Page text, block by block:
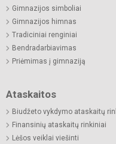
Gimnazijos simboliai
Gimnazijos himnas
Tradiciniai renginiai
Bendradarbiavimas
Priėmimas į gimnaziją
Ataskaitos
Biudžeto vykdymo ataskaitų
Finansinių ataskaitų rinkiniai
Lėšos veiklai viešinti